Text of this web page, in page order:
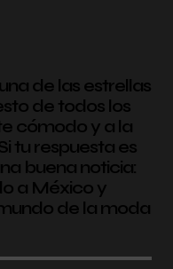
de las estrellas
de todos los
cómodo y a la
tu respuesta es
buena noticia:
a México y
de la moda